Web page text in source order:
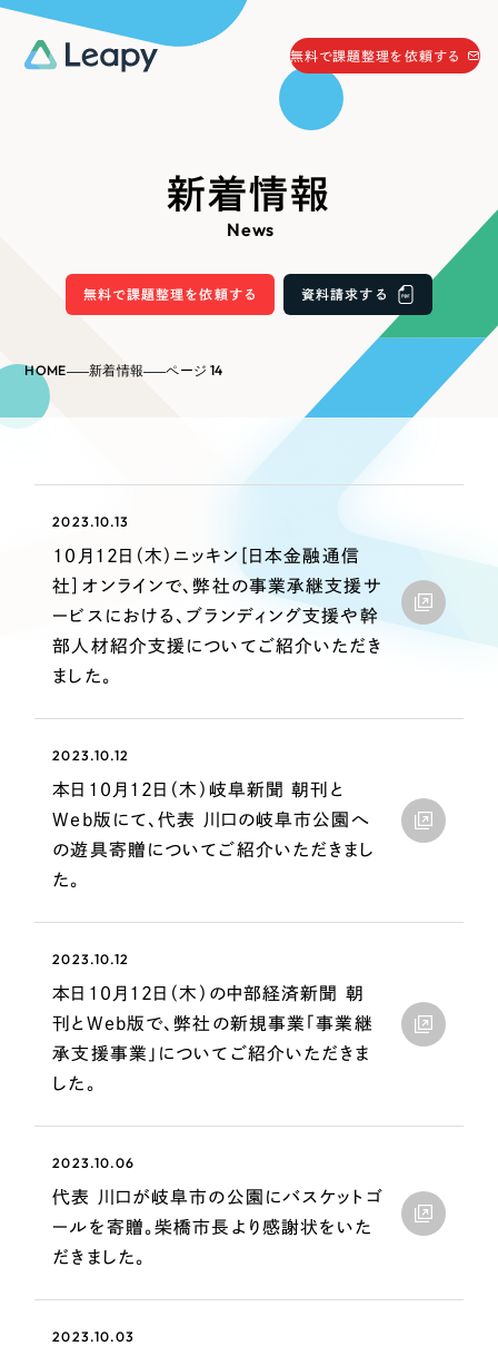
サービス
Service
を残す資産型DX支援をご提供します
マーケティングDX支援
採用サイト制作
ECサイト制作
ブランドサイト制作
お役立ち情報
無料で課題整理を依頼する
058-215-0066
24時間受付
資料請求する
コーポレートサイト制作
採用サイト制作
ECサイト制作
ブランドサイト制作
すべて （624件）
コーポレート・企業サイト （278件）
ブランドサイト・サービスサイト （85件）
ポータルサイト・メディアサイト
LP（ランディングページ） （28件）
オプションサービス
お客様インタビュー
Outsourcing
Company
新着情報
News
無料で課題整理を依頼する 資料請求する
HOME 新着情報 ページ 14
2023.10.13
10月12日（木）ニッキン［日本金融通信
社］オンラインで、弊社の事業承継支援サ
ービスにおける、ブランディング支援や幹
部人材紹介支援についてご紹介いただき
ました。
2023.10.12
本日10月12日（木）岐阜新聞 朝刊と
Web版にて、代表 川口の岐阜市公園へ
の遊具寄贈についてご紹介いただきまし
た。
2023.10.12
本日10月12日（木）の中部経済新聞 朝
刊とWeb版で、弊社の新規事業「事業継
承支援事業」についてご紹介いただきま
した。
2023.10.06
代表 川口が岐阜市の公園にバスケットゴ
ールを寄贈。柴橋市長より感謝状をいた
だきました。
2023.10.03